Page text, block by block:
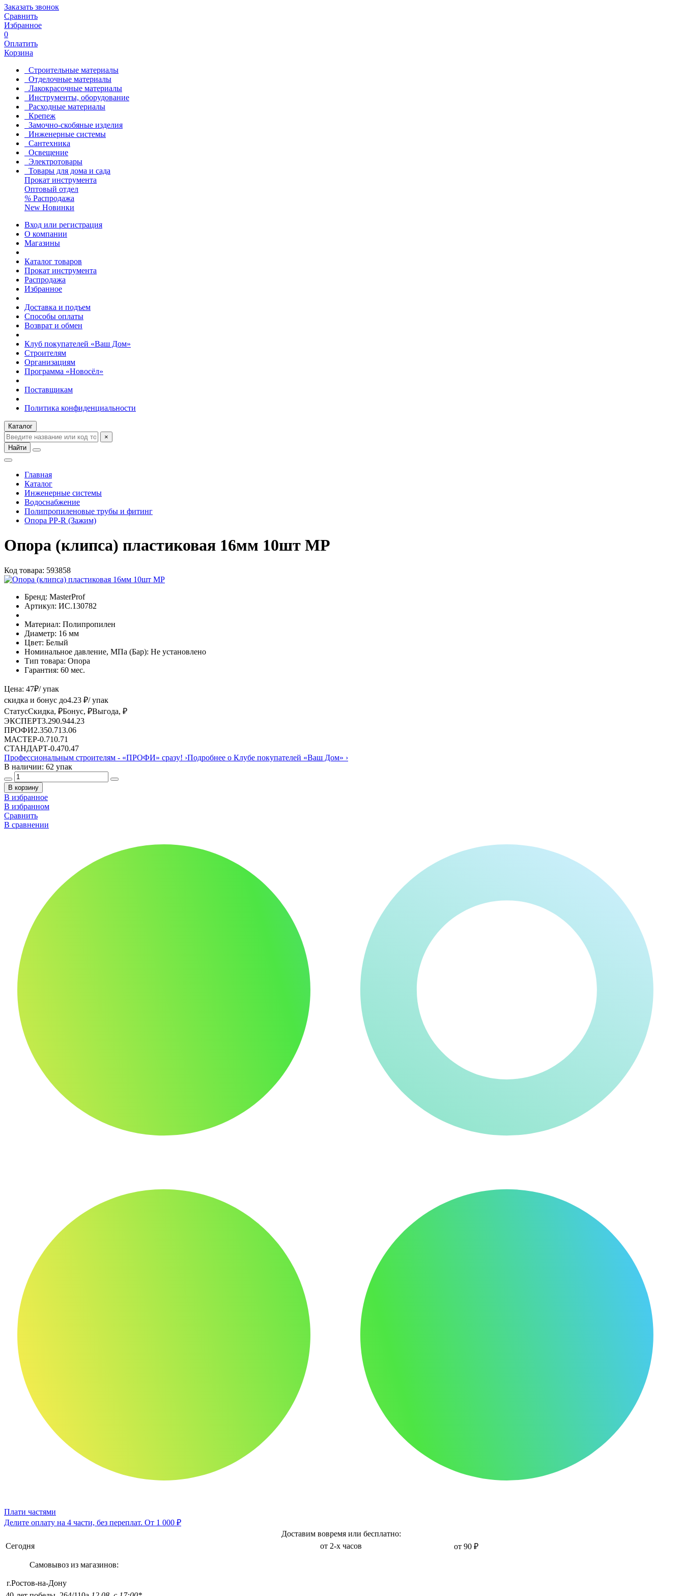
Заказать звонок
Сравнить
Избранное
0
Оплатить
Корзина
Строительные материалы
Отделочные материалы
Лакокрасочные материалы
Инструменты, оборудование
Расходные материалы
Крепеж
Замочно-скобяные изделия
Инженерные системы
Сантехника
Освещение
Электротовары
Товары для дома и сада
Прокат инструмента
Оптовый отдел
% Распродажа
New Новинки
Вход или регистрация
О компании
Магазины
Каталог товаров
Прокат инструмента
Распродажа
Избранное
Доставка и подъем
Способы оплаты
Возврат и обмен
Клуб покупателей «Ваш Дом»
Строителям
Организациям
Программа «Новосёл»
Поставщикам
Политика конфиденциальности
Каталог
×
Найти
Главная
Каталог
Инженерные системы
Водоснабжение
Полипропиленовые трубы и фитинг
Опора PP-R (Зажим)
Опора (клипса) пластиковая 16мм 10шт MP
Код товара: 593858
Бренд: MasterProf
Артикул: ИС.130782
Материал: Полипропилен
Диаметр: 16 мм
Цвет: Белый
Номинальное давление, МПа (Бар): Не установлено
Тип товара: Опора
Гарантия: 60 мес.
Цена: 47₽/ упак
скидка и бонус до4.23 ₽/ упак
СтатусСкидка, ₽Бонус, ₽Выгода, ₽
ЭКСПЕРТ3.290.944.23
ПРОФИ2.350.713.06
МАСТЕР-0.710.71
СТАНДАРТ-0.470.47
Профессиональным строителям - «ПРОФИ» сразу! ›Подробнее о Клубе покупателей «Ваш Дом» ›
В наличии: 62 упак
В корзину
В избранное
В избранном
Сравнить
В сравнении
Плати частями
Делите оплату на 4 части, без переплат. От 1 000 ₽
Доставим вовремя или бесплатно:
Сегодня
от 2-х часов от 90 ₽
Самовывоз из магазинов:
г.Ростов-на-Дону